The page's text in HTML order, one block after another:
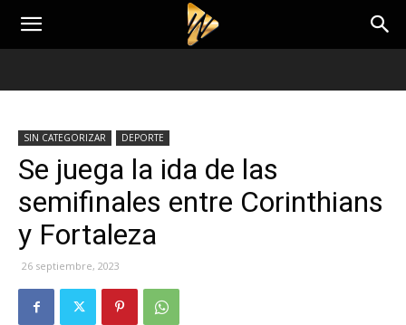
SIN CATEGORIZAR DEPORTE
Se juega la ida de las
semifinales entre Corinthians
y Fortaleza
26 septiembre, 2023